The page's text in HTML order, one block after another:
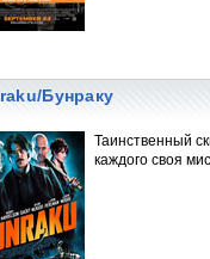
Бунраку
Таинственный
каждого своя